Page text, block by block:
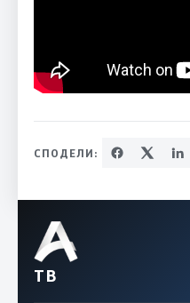
СПОДЕЛИ:
ТВ